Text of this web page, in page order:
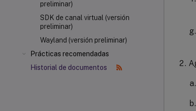
preliminar)
SDK de canal virtual (versión
preliminar)
Wayland (versión preliminar)
Prácticas recomendadas
Historial de documentos